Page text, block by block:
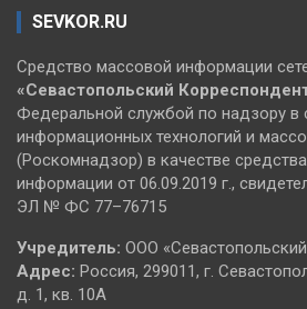
SEVKOR.RU
Средство массовой информации
«Севастопольский
Федеральной службой по надзору в
информационных технологий и
(Роскомнадзор) в качестве
информации от 06.09.2019 г.,
ЭЛ № ФС 77–76715
Учредитель: ООО
Адрес: Россия, 299011, г.
д. 1, кв. 10А